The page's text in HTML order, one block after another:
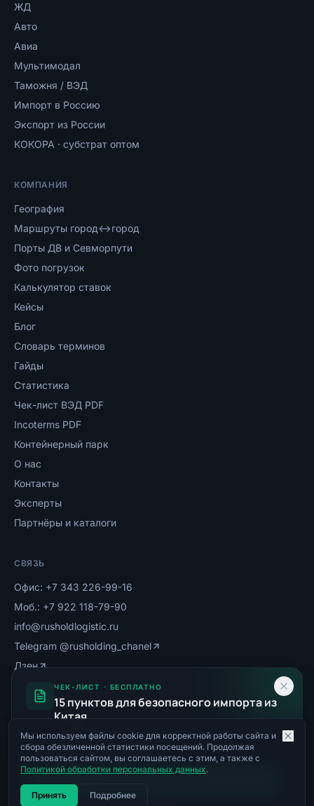
ЖД
Авто
Авиа
Мультимодал
Таможня / ВЭД
Импорт в Россию
Экспорт из России
КОКОРА · субстрат оптом
КОМПАНИЯ
География
Маршруты город↔город
Порты ДВ и Севморпути
Фото погрузок
Калькулятор ставок
Кейсы
Блог
Словарь терминов
Гайды
Статистика
Чек-лист ВЭД PDF
Incoterms PDF
Контейнерный парк
О нас
Контакты
Эксперты
Партнёры и каталоги
СВЯЗЬ
Офис: +7 343 226-99-16
Моб.: +7 922 118-79-90
info@rusholdlogistic.ru
Telegram @rusholding_chanel
Дзен
MAX-канал
©2026 ООО «РУСХОЛДИНГ». Все права защищены.
Политика ПДПользовательское соглашениеСогласие на ОПД
г. Екатеринбург, ул. Белинского 108, оф. 232
ЧЕК-ЛИСТ · БЕСПЛАТНО
15 пунктов для безопасного импорта из
Китая
От проверки фабрики до получения груза. Реальные
кейсы и риски ВЭД 2026.
Мы используем файлы cookie для корректной работы сайта и
сбора обезличенной статистики посещений. Продолжая
пользоваться сайтом, вы соглашаетесь с этим, а также с
Политикой обработки персональных данных.
Принять Подробнее